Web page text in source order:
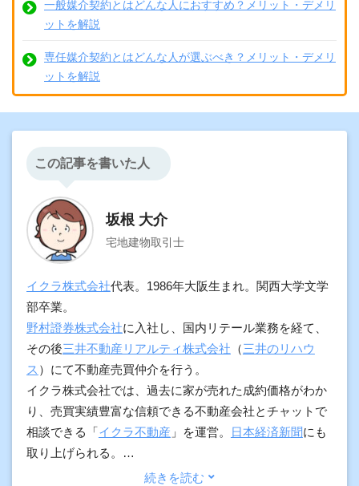
一般媒介契約とはどんな人におすすめ？メリット・デメリ
ットを解説
専任媒介契約とはどんな人が選ぶべき？メリット・デメリ
ットを解説
この記事を書いた人
坂根 大介
宅地建物取引士
イクラ株式会社代表。1986年大阪生まれ。関西大学文学
部卒業。
野村證券株式会社に入社し、国内リテール業務を経て、
その後三井不動産リアルティ株式会社 （三井のリハウ
ス ）にて不動産売買仲介を行う。
イクラ株式会社では、過去に家が売れた成約価格がわか
り、売買実績豊富な信頼できる不動産会社とチャットで
相談できる「イクラ不動産 」を運営。 日本経済新聞にも
取り上げられる。
加えて、契約実務や物件調査の経験をもとに、プロ向け